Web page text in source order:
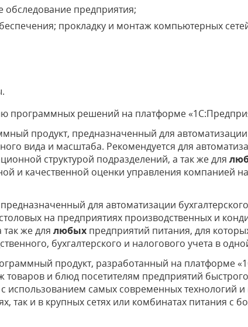
обследование предприятия;
прокладку и монтаж компьютерных
программных решений на платформе
продукт, предназначенный для автоматизации
вида и масштаба. Рекомендуется для
структурой подразделений, а так же для
и качественной оценки управления компанией
для автоматизации
на предприятиях производственных и
так же длялюбых предприятий питания, для
бухгалтерского и налогового учета в
продукт, разработанный на платформе
и блюд посетителям предприятий
использованием самых современных технологий
так и в крупных сетях или комбинатах питания с